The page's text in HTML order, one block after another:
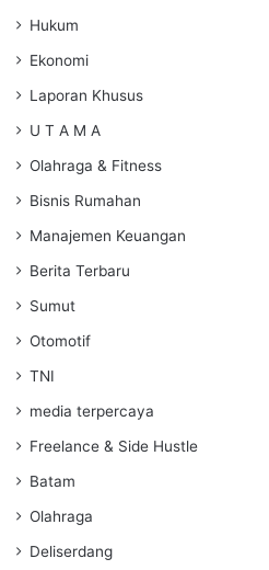
Hukum
Ekonomi
Laporan Khusus
U T A M A
Olahraga & Fitness
Bisnis Rumahan
Manajemen Keuangan
Berita Terbaru
Sumut
Otomotif
TNI
media terpercaya
Freelance & Side Hustle
Batam
Olahraga
Deliserdang